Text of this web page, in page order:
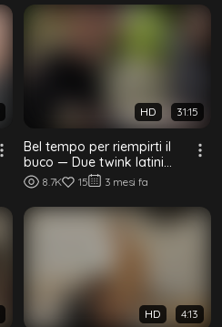
HD 31:15
Bel tempo per riempirti il
buco — Due twink latini
scopano a crudo al parco
8.7K 15 3 mesi fa
HD 4:13